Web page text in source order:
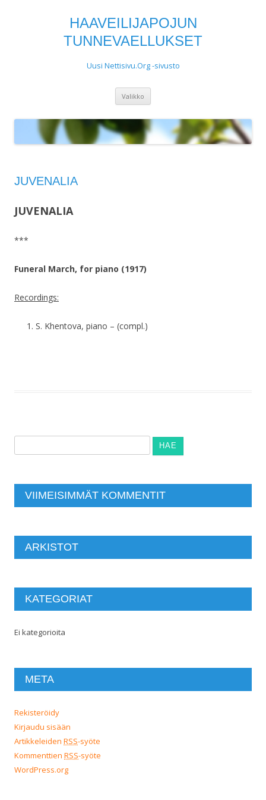
HAAVEILIJAPOJUN
TUNNEVAELLUKSET
Uusi Nettisivu.Org -sivusto
Valikko
JUVENALIA
JUVENALIA
***
Funeral March, for piano (1917)
Recordings:
S. Khentova, piano – (compl.)
VIIMEISIMMÄT KOMMENTIT
ARKISTOT
KATEGORIAT
Ei kategorioita
META
Rekisteröidy
Kirjaudu sisään
Artikkeleiden RSS-syöte
Kommenttien RSS-syöte
WordPress.org